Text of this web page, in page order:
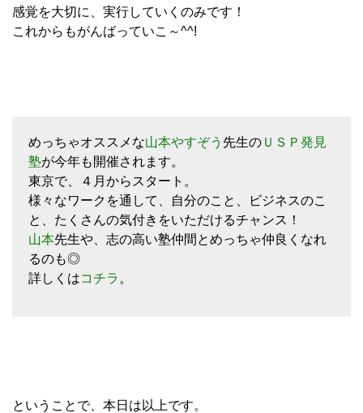
感覚を大切に、実行していくのみです！
これからもがんばっていこ～^^!
めっちゃオススメな山本やすぞう 先生の ＵＳＰ発見
塾が今年も開催されます。
東京で、４月からスタート。
様々なワークを通して、自分のこと、ビジネスのこ
と、たくさんの気付きをいただけるチャンス！
山本先生や、志の高い塾仲間とめっちゃ仲良くなれ
るのも◎
詳しくはコチラ 。
ということで、本日は以上です。